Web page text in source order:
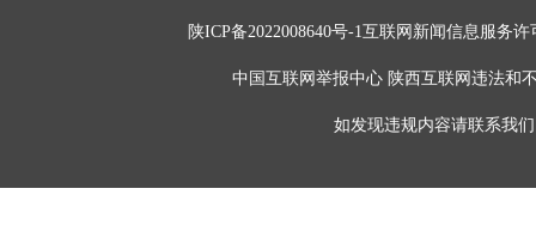
陕ICP备2022008640号-1互联网新闻信息服务
中国互联网举报中心 陕西互联网违法和
如发现违规内容请联系我们